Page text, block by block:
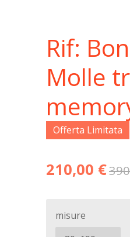
Rif:
Molle
Offerta Limitata
210,00 €
misure